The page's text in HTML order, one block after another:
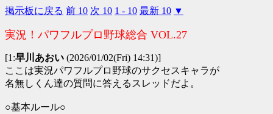
掲示板に戻る 前 10 次 10 1 - 10 最新 10 ▼
実況！パワフルプロ野球総合 VOL.27
[1:早川あおい (2026/01/02(Fri) 14:31)]
ここは実況パワフルプロ野球のサクセスキャラが
名無しくん達の質問に答えるスレッドだよ。
○基本ルール○